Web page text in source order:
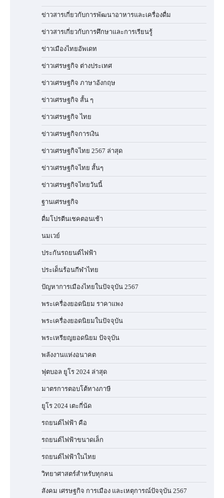
ข่าวสารเกี่ยวกับการพัฒนาอาหารและเครื่องดื่ม
ข่าวสารเกี่ยวกับการศึกษาและการเรียนรู้
ข่าวเมืองไทยอัพเดท
ข่าวเศรษฐกิจ ต่างประเทศ
ข่าวเศรษฐกิจ ภาษาอังกฤษ
ข่าวเศรษฐกิจ สั้น ๆ
ข่าวเศรษฐกิจ ไทย
ข่าวเศรษฐกิจการเงิน
ข่าวเศรษฐกิจไทย 2567 ล่าสุด
ข่าวเศรษฐกิจไทย สั้นๆ
ข่าวเศรษฐกิจไทยวันนี้
ฐานเศรษฐกิจ
ดื่มโปรตีนเชคตอนเช้า
นมเวย์
ประกันรถยนต์ไฟฟ้า
ประเด็นร้อนกีฬาไทย
ปัญหาการเมืองไทยในปัจจุบัน 2567
พระเครื่องยอดนิยม ราคาแพง
พระเครื่องยอดนิยมในปัจจุบัน
พระเหรียญยอดนิยม ปัจจุบัน
พลังงานแห่งอนาคต
ฟุตบอล ยูโร 2024 ล่าสุด
มาตรการตอบโต้ทางภาษี
ยูโร 2024 เตะกี่นัด
รถยนต์ไฟฟ้า คือ
รถยนต์ไฟฟ้าขนาดเล็ก
รถยนต์ไฟฟ้าในไทย
วิทยาศาสตร์สำหรับทุกคน
สังคม เศรษฐกิจ การเมือง และเหตุการณ์ปัจจุบัน 2567